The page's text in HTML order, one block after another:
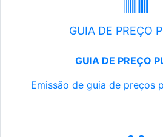
GUIA DE PREÇO
GUIA DE PREÇO
Emissão de guia de preços